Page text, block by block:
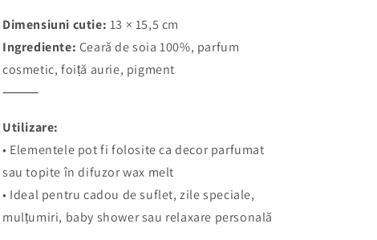
Dimensiuni cutie: 13 × 15,5 cm
Ingrediente: Ceară de soia 100%, parfum
cosmetic, foiță aurie, pigment
⸻
Utilizare:
• Elementele pot fi folosite ca decor parfumat
sau topite în difuzor wax melt
• Ideal pentru cadou de suflet, zile speciale,
mulțumiri, baby shower sau relaxare personală